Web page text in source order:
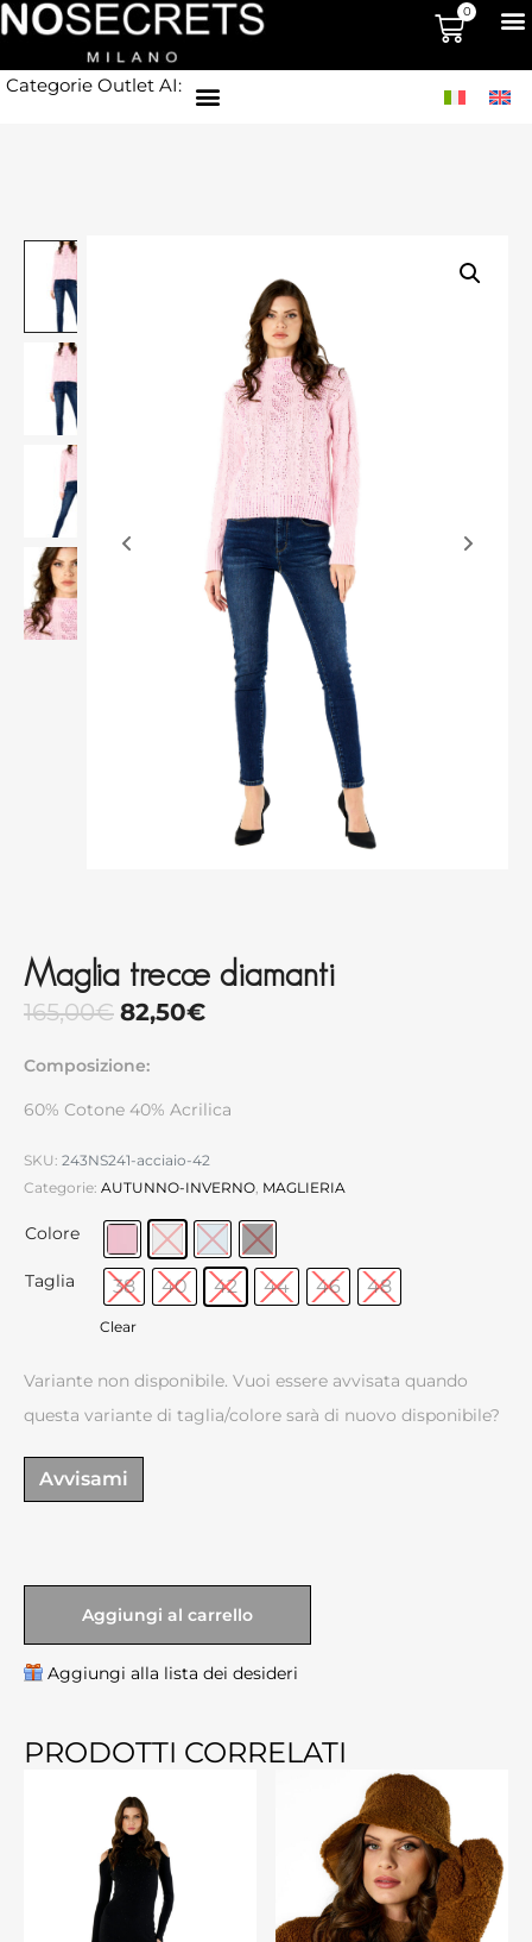
0
Categorie Outlet AI:
Maglia trecce diamanti
165,00€ 82,50€
Composizione:
60% Cotone 40% Acrilica
SKU: 243NS241-acciaio-42
Categorie: AUTUNNO-INVERNO MAGLIERIA
Colore
Taglia 38 40 42 44 46 48
Clear
Variante non disponibile. Vuoi essere avvisata quando
questa variante di taglia/colore sarà di nuovo disponibile?
Avvisami
Aggiungi al carrello
Aggiungi alla lista dei desideri
PRODOTTI CORRELATI